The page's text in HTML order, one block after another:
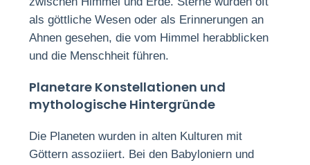
als göttliche Wesen oder als Erinnerungen an
Ahnen gesehen, die vom Himmel herabblicken
und die Menschheit führen.
Planetare Konstellationen und
mythologische Hintergründe
Die Planeten wurden in alten Kulturen mit
Göttern assoziiert. Bei den Babyloniern und